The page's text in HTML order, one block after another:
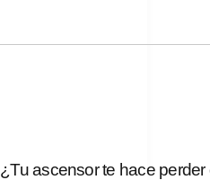
¿Tu ascensor te hace